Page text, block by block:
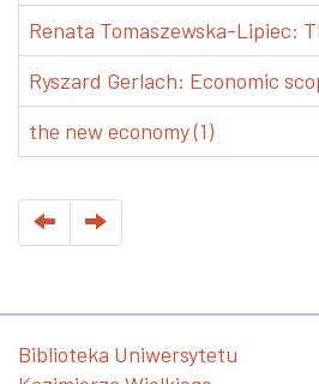
Renata Tomaszewska-Lipiec:
Ryszard Gerlach: Economic
the new economy (1)
Biblioteka Uniwersytetu